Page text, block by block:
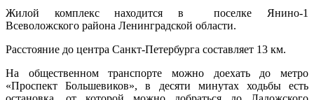
Жилой комплекс находится в поселке Янино-1
Всеволожского района Ленинградской области.
Расстояние до центра Санкт-Петербурга составляет 13 км.
На общественном транспорте можно доехать до метро
«Проспект Большевиков», в десяти минутах ходьбы есть